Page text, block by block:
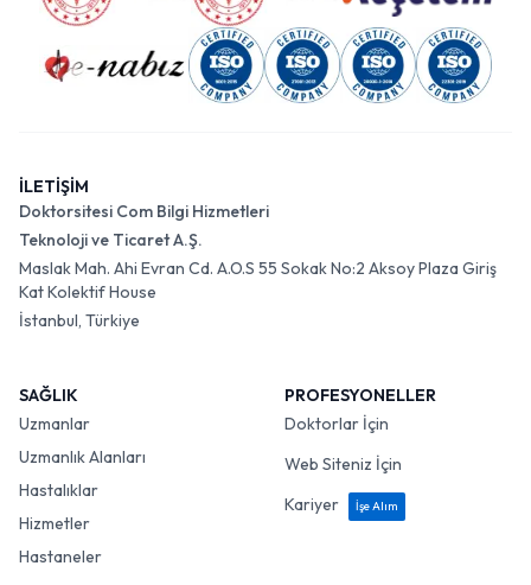
İLETİŞİM
Doktorsitesi Com Bilgi Hizmetleri
Teknoloji ve Ticaret A.Ş.
Maslak Mah. Ahi Evran Cd. A.O.S 55 Sokak No:2 Aksoy Plaza Giriş
Kat Kolektif House
İstanbul, Türkiye
SAĞLIK
Uzmanlar
Uzmanlık Alanları
Hastalıklar
Hizmetler
Hastaneler
PROFESYONELLER
Doktorlar İçin
Web Siteniz İçin
Kariyer
İşe Alım